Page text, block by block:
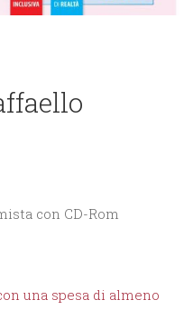
con CD-Rom
una spesa di almeno